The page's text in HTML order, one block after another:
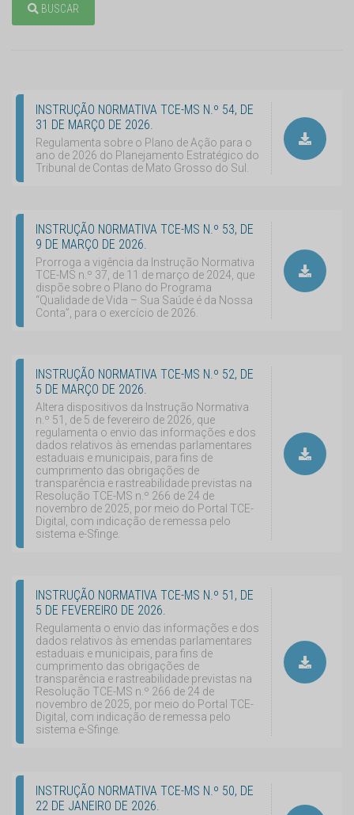
BUSCAR
INSTRUÇÃO NORMATIVA TCE-MS N.º 54, DE
31 DE MARÇO DE 2026.
Regulamenta sobre o Plano de Ação para o
ano de 2026 do Planejamento Estratégico do
Tribunal de Contas de Mato Grosso do Sul.
INSTRUÇÃO NORMATIVA TCE-MS N.º 53, DE
9 DE MARÇO DE 2026.
Prorroga a vigência da Instrução Normativa
TCE-MS n.º 37, de 11 de março de 2024, que
dispõe sobre o Plano do Programa
“Qualidade de Vida – Sua Saúde é da Nossa
Conta”, para o exercício de 2026.
INSTRUÇÃO NORMATIVA TCE-MS N.º 52, DE
5 DE MARÇO DE 2026.
Altera dispositivos da Instrução Normativa
n.º 51, de 5 de fevereiro de 2026, que
regulamenta o envio das informações e dos
dados relativos às emendas parlamentares
estaduais e municipais, para fins de
cumprimento das obrigações de
transparência e rastreabilidade previstas na
Resolução TCE-MS n.º 266 de 24 de
novembro de 2025, por meio do Portal TCE-
Digital, com indicação de remessa pelo
sistema e-Sfinge.
INSTRUÇÃO NORMATIVA TCE-MS N.º 51, DE
5 DE FEVEREIRO DE 2026.
Regulamenta o envio das informações e dos
dados relativos às emendas parlamentares
estaduais e municipais, para fins de
cumprimento das obrigações de
transparência e rastreabilidade previstas na
Resolução TCE-MS n.º 266 de 24 de
novembro de 2025, por meio do Portal TCE-
Digital, com indicação de remessa pelo
sistema e-Sfinge.
INSTRUÇÃO NORMATIVA TCE-MS N.º 50, DE
22 DE JANEIRO DE 2026.